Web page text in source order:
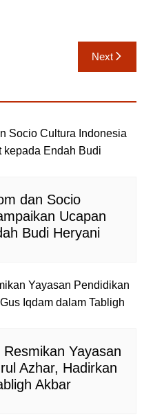
Next
dan Socio
Ucapan
Budi Heryani
Yayasan
Azhar, Hadirkan
Akbar